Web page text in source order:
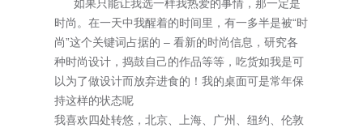
如果只能让我选一样我热爱的事情，那一定是
时尚。在一天中我醒着的时间里，有一多半是被“时
尚”这个关键词占据的 – 看新的时尚信息，研究各
种时尚设计，捣鼓自己的作品等等，吃货如我是可
以为了做设计而放弃进食的！我的桌面可是常年保
持这样的状态呢
我喜欢四处转悠，北京、上海、广州、纽约、伦敦